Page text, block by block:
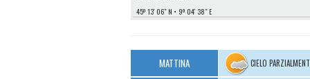
45º 13′ 06″ N 9º 04′ 38″ E
MATTINA CIELO